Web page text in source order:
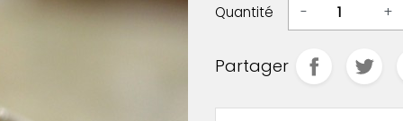
Quantité - +
Partager